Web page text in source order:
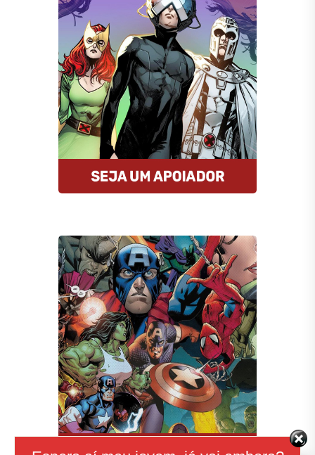
Seja um Apoiador
Somos um portal progressista que
traz diariamente informação e
opinião de credibilidade, sempre
combatendo o ódio e a fake news
da internet.
Quero Apoiar
Compre HQs
A Amazon oferece descontos
imperdíveis nas HQs e assinantes
Prime tem entrega gratuita e MUITO
rápida. E mais: comprando por esse
link, você estará nos ajudando.
Comprar